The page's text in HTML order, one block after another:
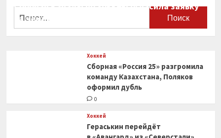
«Флориды»
Сборная Канады по хоккею огласила заявку
на чемпионат мира
Хоккей
Сборная «Россия 25» разгромила
команду Казахстана, Поляков
оформил дубль
0
Хоккей
Гераськин перейдёт